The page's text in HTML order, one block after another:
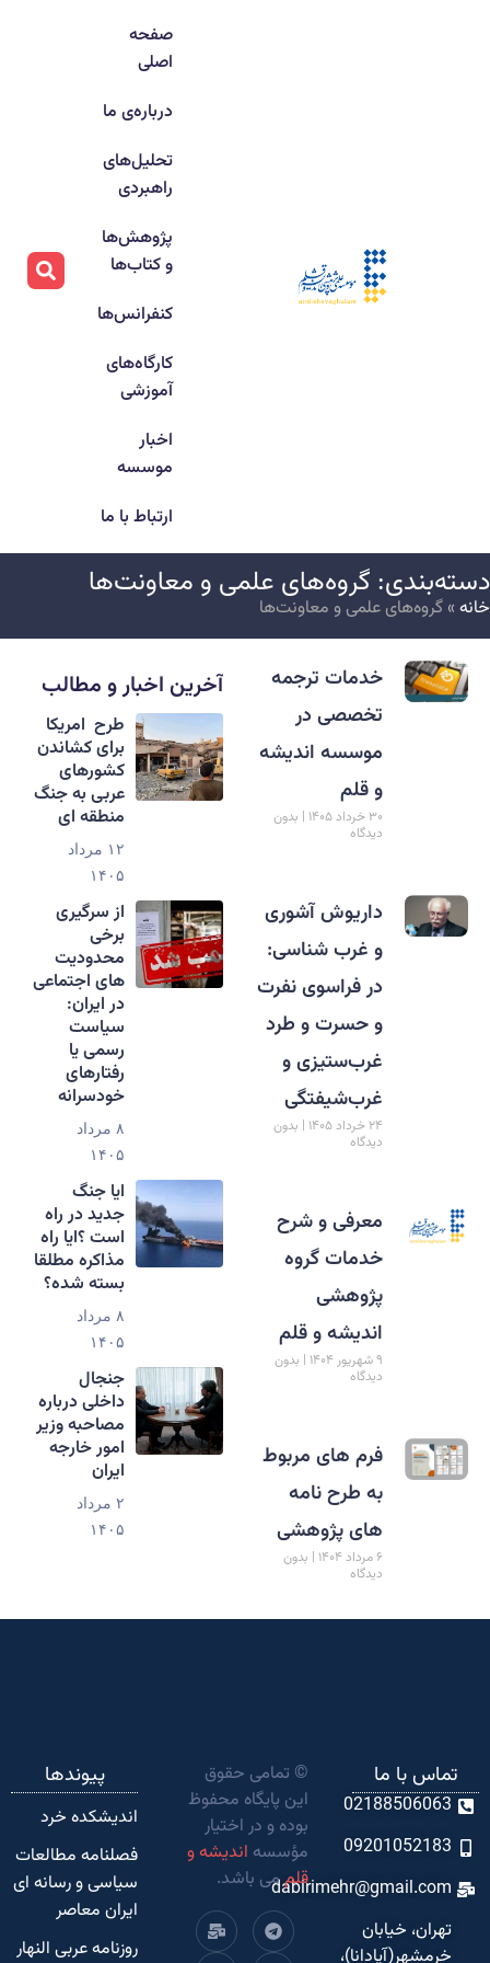
صفحه
اصلی
درباره‌ی ما
تحلیل‌های
راهبردی
پژوهش‌ها
و کتاب‌ها
کنفرانس‌ها
کارگاه‌های
آموزشی
اخبار
موسسه
ارتباط با ما
گروه‌های علمی و معاونت‌ها
» گروه‌های علمی و معاونت‌ها
خدمات ترجمه
تخصصی در
موسسه اندیشه
و قلم
۳۰ خرداد ۱۴۰۵
بدون
دیدگاه
داریوش آشوری
و غرب‏ شناسی:
در فراسوی نفرت
و حسرت و طرد
غرب‌ستیزی و
غرب‌شیفتگی
۲۴ خرداد ۱۴۰۵
بدون
دیدگاه
معرفی و شرح
خدمات گروه
پژوهشی
اندیشه و قلم
۹ شهریور ۱۴۰۴
بدون
دیدگاه
فرم های مربوط
به طرح نامه
های پژوهشی
۶ مرداد ۱۴۰۴
بدون
دیدگاه
آخرین اخبار و مطالب
طرح امریکا
برای کشاندن
کشورهای
عربی به جنگ
منطقه ای
۱۲ مرداد
۱۴۰۵
از سرگیری
برخی
محدودیت
های اجتماعی
در ایران:
سیاست
رسمی یا
رفتارهای
خودسرانه
۸ مرداد
۱۴۰۵
ایا جنگ
جدید در راه
است ؟ایا راه
مذاکره مطلقا
بسته شده؟
۸ مرداد
۱۴۰۵
جنجال
داخلی درباره
مصاحبه وزیر
امور خارجه
ایران
۲ مرداد
۱۴۰۵
تماس با ما
02188506063
09201052183
dabirimehr@gmail.com
تهران، خیابان
خرمشهر(آپادانا)،
© تمامی حقوق
این پایگاه محفوظ
بوده و در اختیار
مؤسسه اندیشه و
قلممی باشد.
پیوندها
اندیشکده‌ خرد
فصلنامه مطالعات
سیاسی و رسانه ای
ایران معاصر
روزنامه عربی النهار